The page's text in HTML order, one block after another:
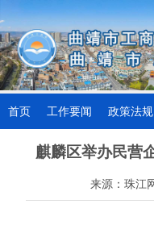
首页 工作要闻 政策法规
麒麟区举办民营
来源：珠江